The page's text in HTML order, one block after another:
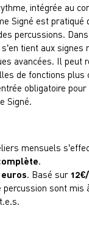
intégrée au
Signé est pratiqué
percussions.
tient aux signes
avancées. Il peut
de fonctions plus
obligatoire
Signé.
mensuels
.
euros. Basé sur
sont mis